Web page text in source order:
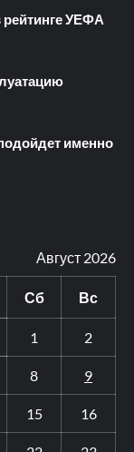
рейтинге УЕФА
именно
Август 2026
Сб Вс
1 2
8 9
15 16